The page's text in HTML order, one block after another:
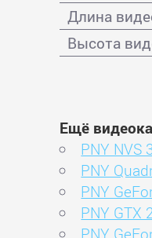
Длина
Высота
Ещё
PNY NVS
PNY
PNY
PNY GTX
PNY